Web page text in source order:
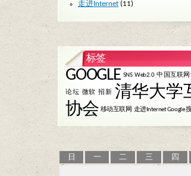
走进Internet(11)
标签
GOOGLE SNS Web2.0 中国互联
论坛 微软 招新 清华大学
协会 移动互联网 走进Internet Google
日
一 二 三 四